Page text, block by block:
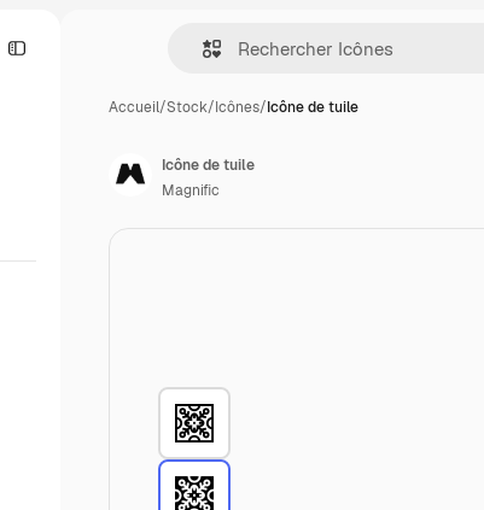
Accueil/Stock/Icônes/Icône de tuile
Icône de tuile
Magnific